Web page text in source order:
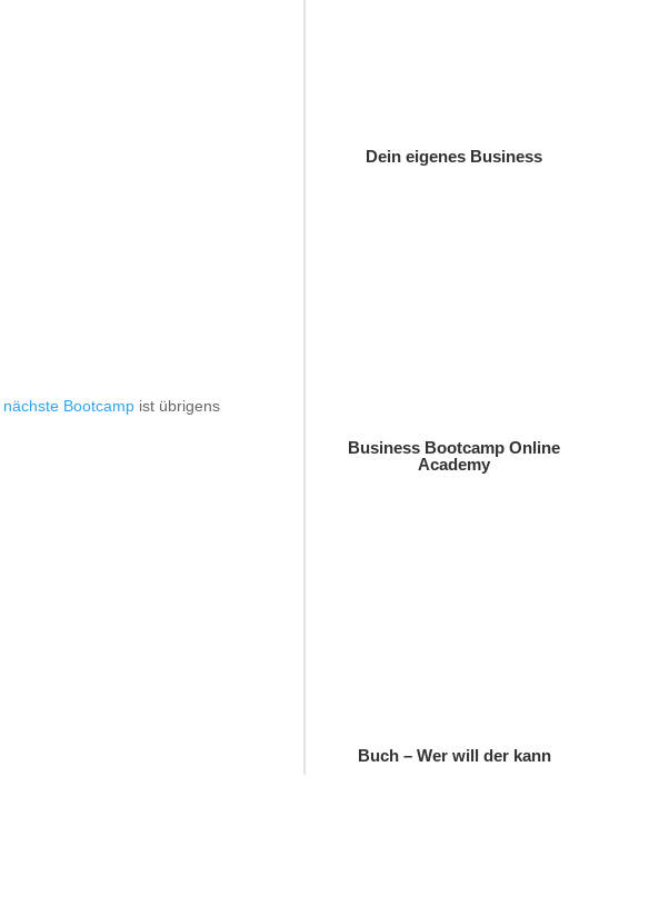
nächste Bootcamp ist übrigens
Dein eigenes Business
Business Bootcamp Online
Academy
Buch – Wer will der kann